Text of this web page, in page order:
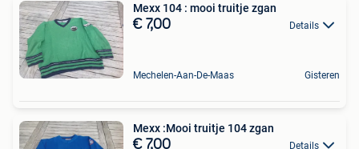
Mexx 104 : mooi truitje zgan
€ 7,00 Details
Mechelen-Aan-De-Maas Gisteren
Mexx :Mooi truitje 104 zgan
€ 7,00 Details